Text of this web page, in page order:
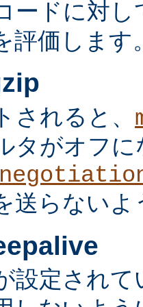
ードに対し
評価します。
されると、
タがオフ
送らない
設定されて